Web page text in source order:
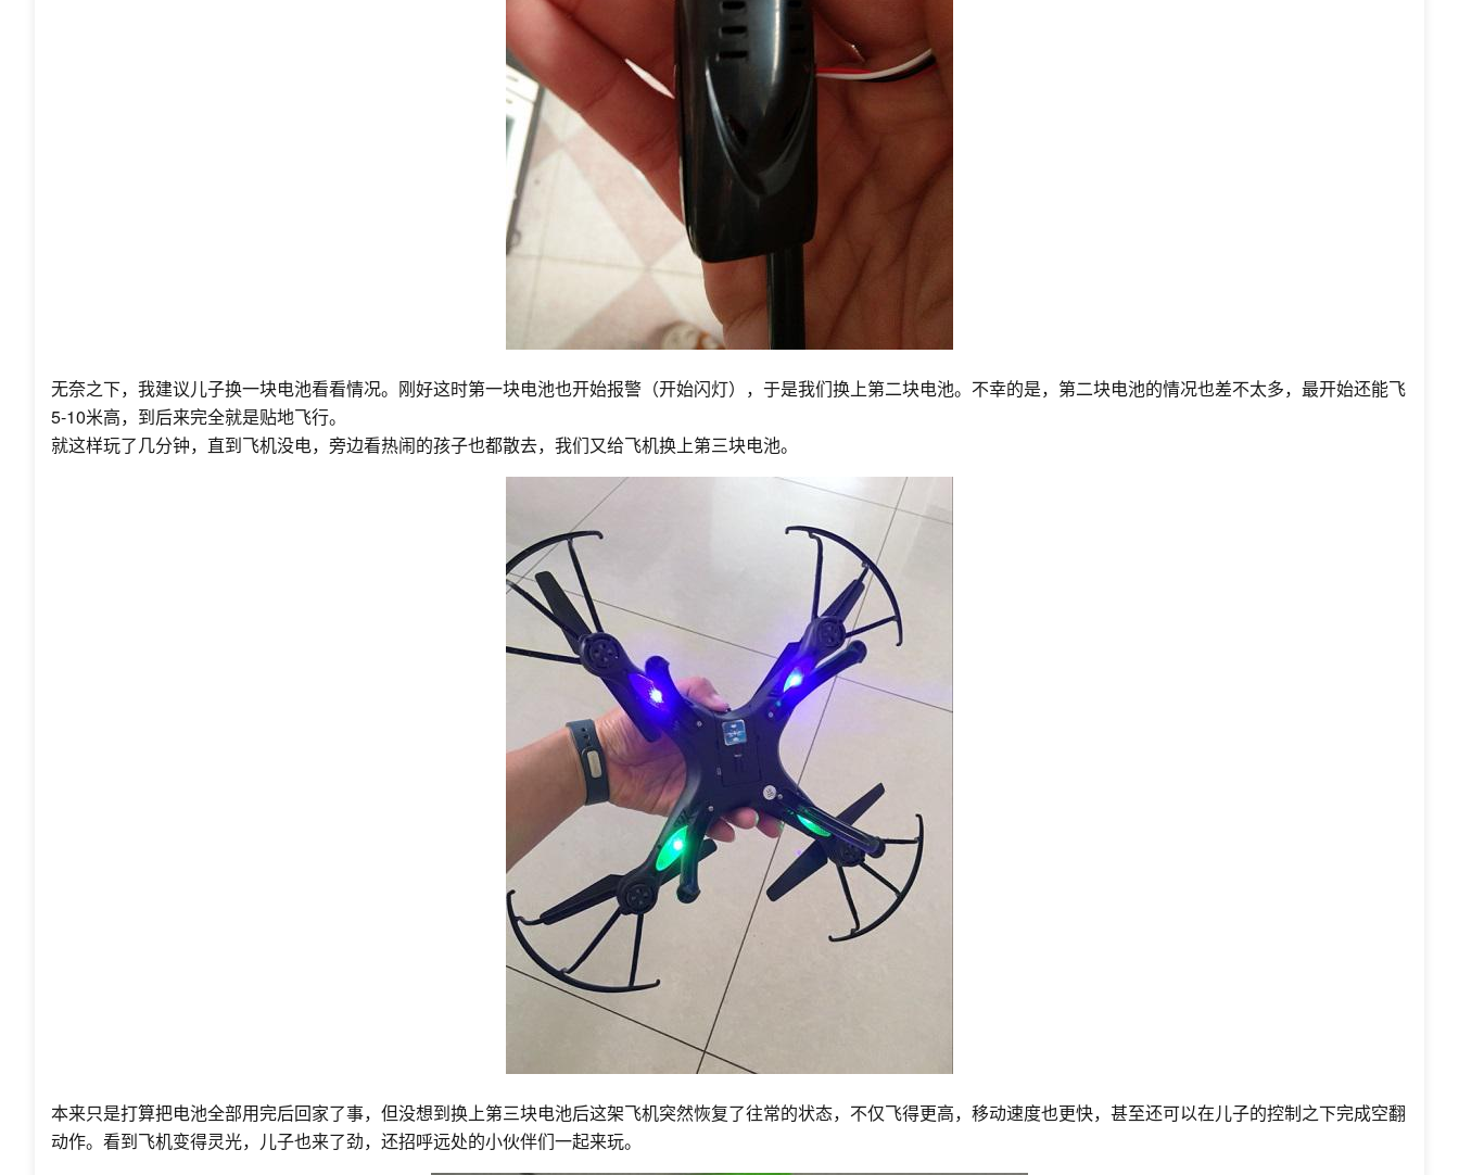
无奈之下，我建议儿子换一块电池看看情况。刚好这时第一块电池也开始报警（开始闪灯），于是我们换上第二块电池。不幸的是，第二块电池的情况也差不太多，最开始还能飞
5-10米高，到后来完全就是贴地飞行。
就这样玩了几分钟，直到飞机没电，旁边看热闹的孩子也都散去，我们又给飞机换上第三块电池。
本来只是打算把电池全部用完后回家了事，但没想到换上第三块电池后这架飞机突然恢复了往常的状态，不仅飞得更高，移动速度也更快，甚至还可以在儿子的控制之下完成空翻
动作。看到飞机变得灵光，儿子也来了劲，还招呼远处的小伙伴们一起来玩。